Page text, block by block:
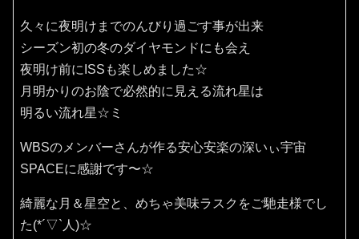
久々に夜明けまでのんびり過ごす事が出来
シーズン初の冬のダイヤモンドにも会え
夜明け前にISSも楽しめました☆
月明かりのお陰で必然的に見える流れ星は
明るい流れ星☆ミ
WBSのメンバーさんが作る安心安楽の深いぃ宇宙
SPACEに感謝です〜☆
綺麗な月＆星空と、めちゃ美味ラスクをご馳走様でし
た(*´▽`人)☆